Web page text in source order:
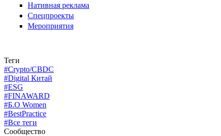
Нативная реклама
Спецпроекты
Мероприятия
Теги
#Crypto/CBDC
#Digital Китай
#ESG
#FINAWARD
#Б.О Women
#BestPractice
#Все теги
Сообщество